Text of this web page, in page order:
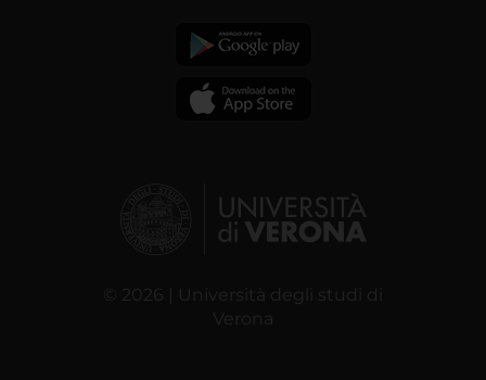
© 2026 | Università degli studi di
Verona